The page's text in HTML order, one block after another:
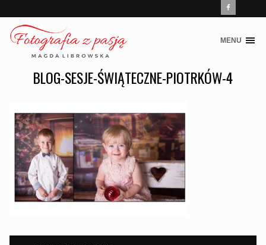
Skip
content
MENU
BLOG-SESJE-ŚWIĄTECZNE-PIOTRKÓW-4